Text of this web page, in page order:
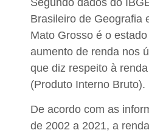
Brasileiro de Geografia
Mato Grosso é o
aumento de renda nos
que diz respeito à
(Produto Interno Bruto).
De acordo com as
de 2002 a 2021, a